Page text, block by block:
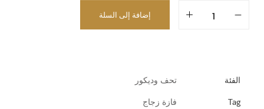
إضافة إلى السلة
الفئة
تحف وديكور
Tag
فازة زجاج